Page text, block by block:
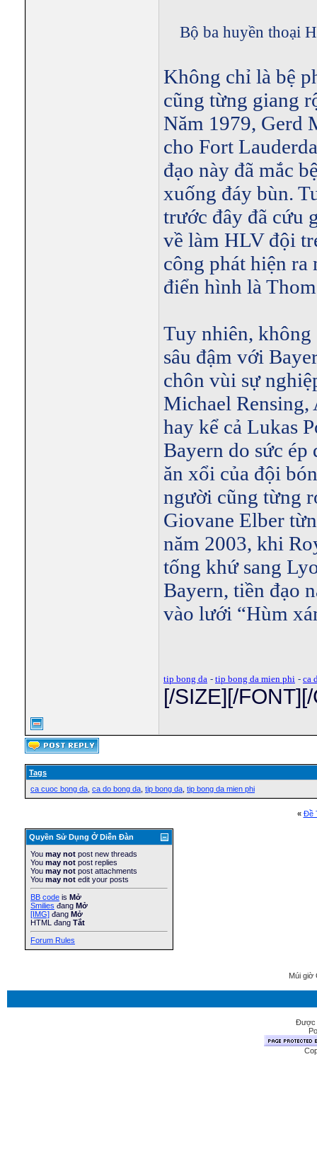
Bộ ba huyền thoại
Không chỉ là bệ
cũng từng giang
Năm 1979, Gerd
cho Fort
đạo này đã mắc
xuống đáy bùn.
trước đây đã cứu
về làm HLV đội
công phát hiện ra
điển hình là
Tuy nhiên, không
sâu đậm với
chôn vùi sự
Michael
hay kể cả Lukas
Bayern do sức ép
ăn xổi của đội
người cũng từng
Giovane Elber
năm 2003, khi
tống khứ sang
Bayern, tiền đạo
vào lưới “Hùm
tip bong da - tip bong da mien phi - ca
[/SIZE][/
Tags
ca cuoc bong da ca do bong da tip bong da tip bong da mien phi
« Ðề
Quyền Sử Dụng Ở Diễn Ðàn
You may not post new threads
You may not post replies
You may not post attachments
You may not edit your posts
BB code is Mở
Smilies đang Mở
[IMG] đang Mở
HTML đang Tắt
Forum Rules
Múi giờ
Được